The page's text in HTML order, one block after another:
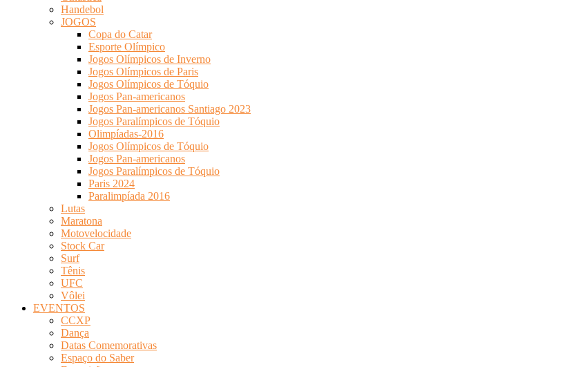
Handebol
JOGOS
Copa do Catar
Esporte Olímpico
Jogos Olímpicos de Inverno
Jogos Olímpicos de Paris
Jogos Olímpicos de Tóquio
Jogos Pan-americanos
Jogos Pan-americanos Santiago 2023
Jogos Paralímpicos de Tóquio
Olimpíadas-2016
Jogos Olímpicos de Tóquio
Jogos Pan-americanos
Jogos Paralímpicos de Tóquio
Paris 2024
Paralimpíada 2016
Lutas
Maratona
Motovelocidade
Stock Car
Surf
Tênis
UFC
Vôlei
EVENTOS
CCXP
Dança
Datas Comemorativas
Espaço do Saber